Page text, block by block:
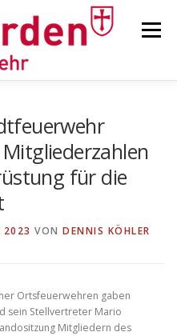
Menü
AUSRÜSTUNG
für die
2023 VON DENNIS KÖHLER
Ortsfeuerwehren gaben
sein Stellvertreter Mario
Mitgliedern des